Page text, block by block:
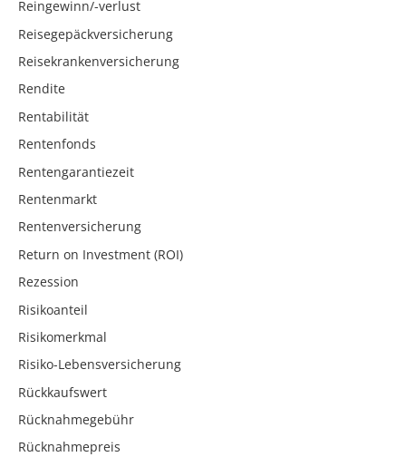
Reingewinn/-verlust
Reisegepäckversicherung
Reisekrankenversicherung
Rendite
Rentabilität
Rentenfonds
Rentengarantiezeit
Rentenmarkt
Rentenversicherung
Return on Investment (ROI)
Rezession
Risikoanteil
Risikomerkmal
Risiko-Lebensversicherung
Rückkaufswert
Rücknahmegebühr
Rücknahmepreis